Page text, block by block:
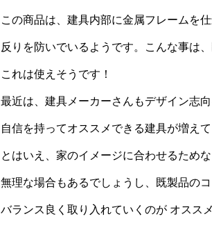
この商品は、建具内部に金属フレームを
反りを防いでいるようです。こんな事は
これは使えそうです！
最近は、建具メーカーさんもデザイン志
自信を持ってオススメできる建具が増えて
とはいえ、家のイメージに合わせるため
無理な場合もあるでしょうし、既製品の
バランス良く取り入れていくのが オススメ